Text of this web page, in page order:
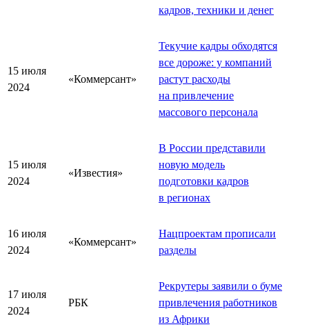
кадров, техники и денег
15 июля
2024
«Коммерсант»
Текучие кадры обходятся
все дороже: у компаний
растут расходы
на привлечение
массового персонала
15 июля
2024
«Известия»
В России представили
новую модель
подготовки кадров
в регионах
16 июля
2024
«Коммерсант»
Нацпроектам прописали
разделы
17 июля
2024
РБК
Рекрутеры заявили о буме
привлечения работников
из Африки